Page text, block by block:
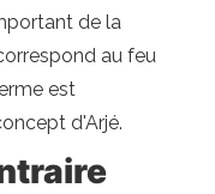
de la
au feu
est
d'Arjé.